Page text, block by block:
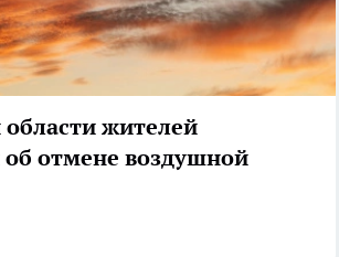
жителей
об отмене воздушной